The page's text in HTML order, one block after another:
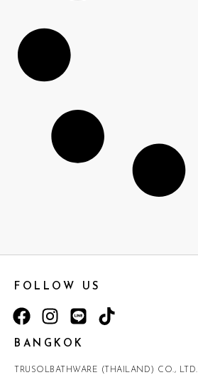
FOLLOW US
BANGKOK
TRUSOLBATHWARE (THAILAND) CO., LTD.